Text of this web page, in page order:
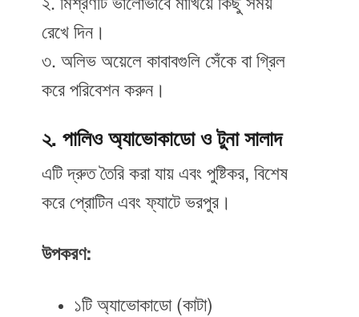
২. মিশ্রণটি ভালোভাবে মাখিয়ে কিছু সময়
রেখে দিন।
৩. অলিভ অয়েলে কাবাবগুলি সেঁকে বা গ্রিল
করে পরিবেশন করুন।
২. পালিও অ্যাভোকাডো ও টুনা সালাদ
এটি দ্রুত তৈরি করা যায় এবং পুষ্টিকর, বিশেষ
করে প্রোটিন এবং ফ্যাটে ভরপুর।
উপকরণ:
১টি অ্যাভোকাডো (কাটা)